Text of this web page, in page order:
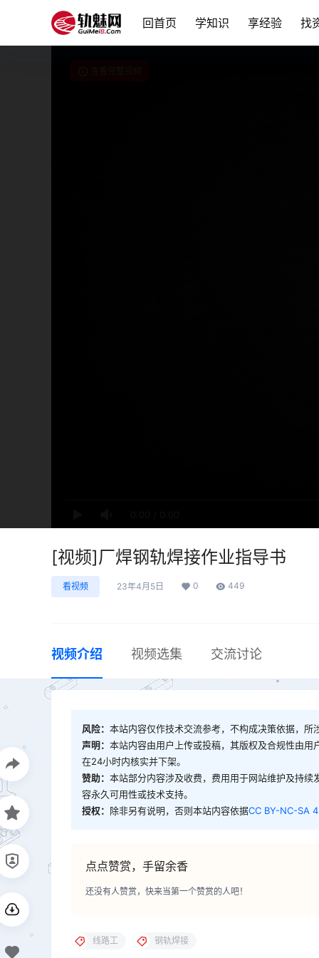
回首页 学知识 享经验 找
[视频]厂焊钢轨焊接作业指导书
看视频 23年4月5日 0 449
视频介绍 视频选集 交流讨论
风险： 本站内容仅作技术交流参考，不构成决策依据，所
声明： 本站内容由用户上传或投稿，其版权及合规性由
在24小时内核实并下架。
赞助： 本站部分内容涉及收费，费用用于网站维护及持
容永久可用性或技术支持。
授权： 除非另有说明，否则本站内容依据CC BY-NC-SA
点点赞赏，手留余香
还没有人赞赏，快来当第一个赞赏的人吧！
线路工 钢轨焊接